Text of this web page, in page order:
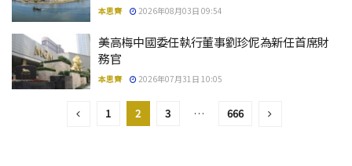
本思齊 2026年08月03日 09:54
美高梅中國委任執行董事劉珍伲為新任首席財
務官
本思齊 2026年07月31日 10:05
1 2 3 … 666